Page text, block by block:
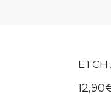
ETCH
12,90